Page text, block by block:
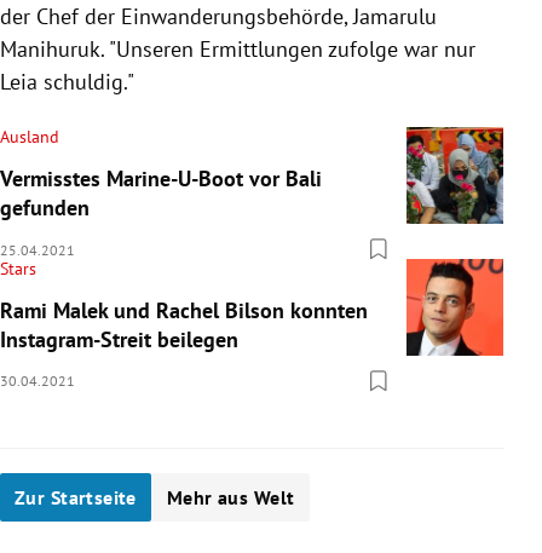
der Chef der Einwanderungsbehörde, Jamarulu
Manihuruk. "Unseren Ermittlungen zufolge war nur
Leia schuldig."
Ausland
Vermisstes Marine-U-Boot vor Bali
gefunden
25.04.2021
Stars
Rami Malek und Rachel Bilson konnten
Instagram-Streit beilegen
30.04.2021
Zur Startseite Mehr aus Welt